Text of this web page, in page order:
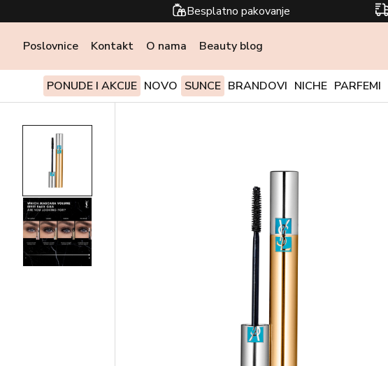
Besplatno pakovanje
Poslovnice Kontakt O nama Beauty blog
PONUDE I AKCIJE NOVO SUNCE BRANDOVI NICHE PARFEMI